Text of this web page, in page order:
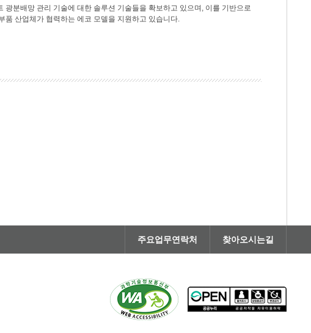
분배망 관리 기술에 대한 솔루션 기술들을 확보하고 있으며, 이를 기반으로
품 산업체가 협력하는 에코 모델을 지원하고 있습니다.
주요업무연락처 찾아오시는길